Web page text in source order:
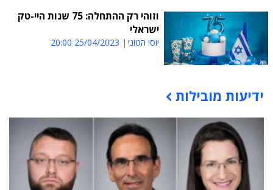
וזוהי רק ההתחלה: 75 שנות היי-טק
ישראלי
יוסי הטוני 25/04/2023 20:00
תוכן פרסומי
ידיעות מובילות